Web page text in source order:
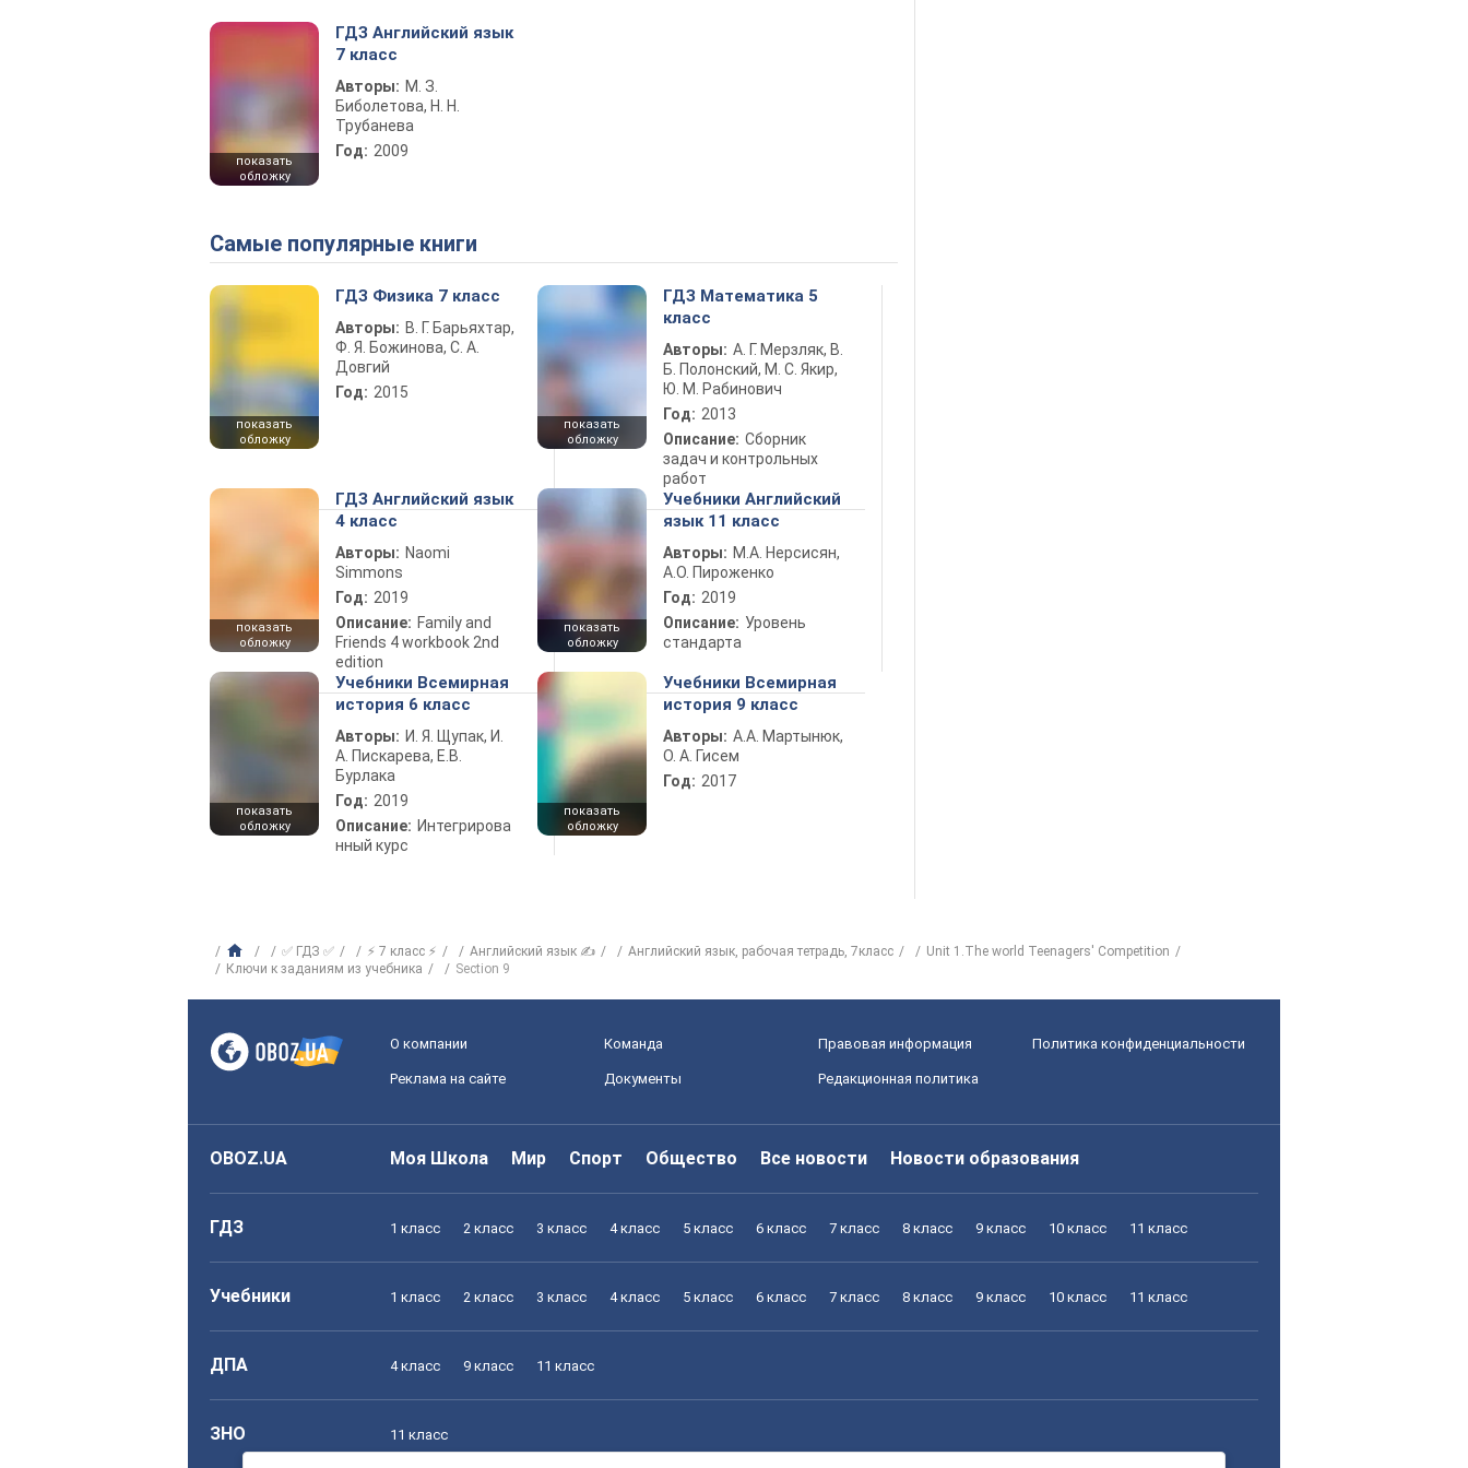
показать
обложку
ГДЗ Английский язык
7 класс
Авторы: М. З.
Биболетова, Н. Н.
Трубанева
Год: 2009
Самые популярные книги
показать
обложку
ГДЗ Физика 7 класс
Авторы: В. Г. Барьяхтар,
Ф. Я. Божинова, С. А.
Довгий
Год: 2015
показать
обложку
ГДЗ Математика 5
класс
Авторы: А. Г. Мерзляк, В.
Б. Полонский, М. С. Якир,
Ю. М. Рабинович
Год: 2013
Описание: Сборник
задач и контрольных
работ
показать
обложку
ГДЗ Английский язык
4 класс
Авторы: Naomi
Simmons
Год: 2019
Описание: Family and
Friends 4 workbook 2nd
edition
показать
обложку
Учебники Английский
язык 11 класс
Авторы: М.А. Нерсисян,
А.О. Пироженко
Год: 2019
Описание: Уровень
стандарта
показать
обложку
Учебники Всемирная
история 6 класс
Авторы: И. Я. Щупак, И.
А. Пискарева, Е.В.
Бурлака
Год: 2019
Описание: Интегрирова
нный курс
показать
обложку
Учебники Всемирная
история 9 класс
Авторы: А.А. Мартынюк,
О. А. Гисем
Год: 2017
✅ ГДЗ ✅ ⚡ 7 класс ⚡ Английский язык ✍ Английский язык, рабочая тетрадь, 7класс
Unit 1.The world Teenagers' Competition
Ключи к заданиям из учебника
Section 9
О компании Команда Правовая информация Политика конфиденциальности
Реклама на сайте Документы Редакционная политика
OBOZ.UA Моя Школа Мир Спорт Общество Все новости Новости образования
ГДЗ 1 класс 2 класс 3 класс 4 класс 5 класс 6 класс 7 класс 8 класс 9 класс 10 класс 11 класс
Учебники 1 класс 2 класс 3 класс 4 класс 5 класс 6 класс 7 класс 8 класс 9 класс 10 класс 11 класс
ДПА 4 класс 9 класс 11 класс
ЗНО 11 класс